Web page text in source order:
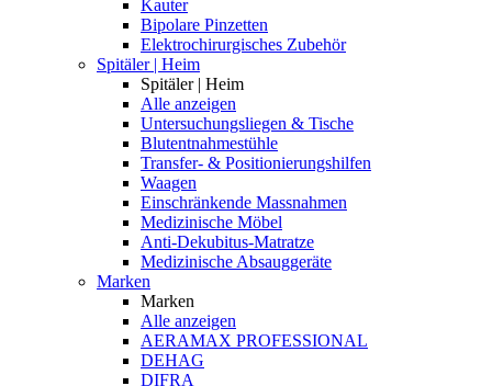
Kauter
Bipolare Pinzetten
Elektrochirurgisches Zubehör
Spitäler | Heim
Spitäler | Heim
Alle anzeigen
Untersuchungsliegen & Tische
Blutentnahmestühle
Transfer- & Positionierungshilfen
Waagen
Einschränkende Massnahmen
Medizinische Möbel
Anti-Dekubitus-Matratze
Medizinische Absauggeräte
Marken
Marken
Alle anzeigen
AERAMAX PROFESSIONAL
DEHAG
DIFRA